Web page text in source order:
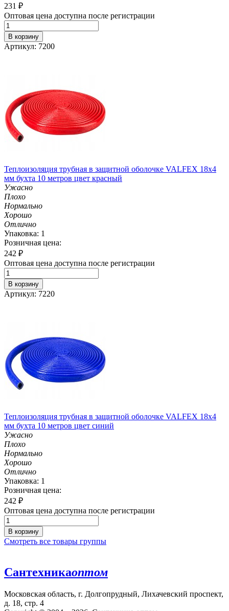
231 ₽
Оптовая цена доступна после регистрации
В корзину
Артикул: 7200
Теплоизоляция трубная в защитной оболочке VALFEX 18x4
мм бухта 10 метров цвет красный
Ужасно
Плохо
Нормально
Хорошо
Отлично
Упаковка: 1
Розничная цена:
242 ₽
Оптовая цена доступна после регистрации
В корзину
Артикул: 7220
Теплоизоляция трубная в защитной оболочке VALFEX 18x4
мм бухта 10 метров цвет синий
Ужасно
Плохо
Нормально
Хорошо
Отлично
Упаковка: 1
Розничная цена:
242 ₽
Оптовая цена доступна после регистрации
В корзину
Смотреть все товары группы
Сантехникаоптом
Московская область, г. Долгопрудный, Лихачевский проспект,
д. 18, стр. 4